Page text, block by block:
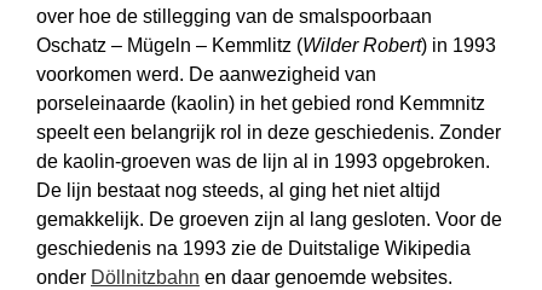
over hoe de stillegging van de smal­spoor­baan
Oschatz – Mügeln – Kemmlitz (Wilder Robert) in 1993
voorkomen werd. De aanwezigheid van
porseleinaarde (kaolin) in het gebied rond Kemmnitz
speelt een belangrijk rol in deze geschiedenis. Zonder
de kaolin-groeven was de lijn al in 1993 opgebroken.
De lijn bestaat nog steeds, al ging het niet altijd
gemakkelijk. De groeven zijn al lang gesloten. Voor de
geschiedenis na 1993 zie de Duitstalige Wikipedia
onder Döllnitzbahn en daar genoemde websites.